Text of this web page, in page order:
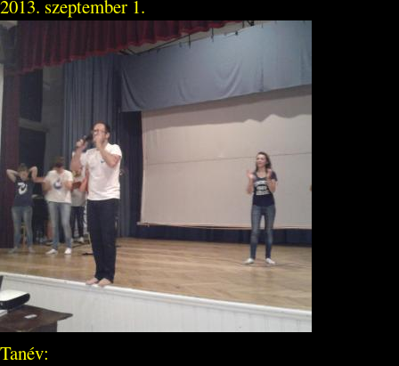
2013. szeptember 1.
Tanév: